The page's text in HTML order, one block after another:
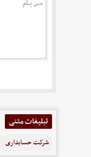
تبلیغات متنی
شرکت حسابداری